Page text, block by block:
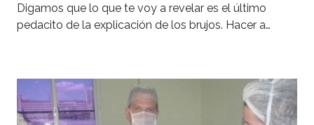
Digamos que lo que te voy a revelar es el último
pedacito de la explicación de los brujos. Hacer a…